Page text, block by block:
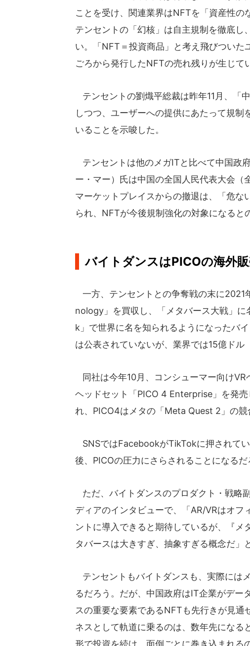
ことを受け、関連業界はNFTを「資産性の
テンセントの「幻核」は自主規制を徹底
い。「NFT＝投資商品」と考え飛びついた
ごろから発行したNFTの売れ残りが生じて
テンセントの劉熾平総裁は昨年11月、「
しつつ、ユーザーへの提供にあたって規
いることを示唆した。
テンセントは他のメガITと比べて中国政
ー・マー）氏は中国の全国人民代表大会
マーケットプレイスからの撤退は、「危な
られ、NFTが今後規制強化の対象になると
バイトダンスはPICOの海外
一方、テンセントとの争奪戦の末に2021
nology」を買収し、「メタバース大戦」
k」で世界に名を知られるようになったバ
は公表されていないが、業界では15億ドル
同社は今年10月、コンシューマー向け
ヘッドセット「PICO 4 Enterprise」を発
れ、PICO4はメタの「Meta Quest 2」の競
SNSではFacebookがTikTokに押されて
後、PICOの圧力にさらされることになるだ
ただ、バイトダンスのプロダクト・戦略
ディアのインタビューで、「AR/VRはオフ
ントに導入できると期待しているが、『メ
タバースは大きすぎ、抽象すぎる概念だ」
テンセントもバイトダンスも、実際には
るだろう。だが、中国政府はIT企業がデー
スの重要な要素であるNFTも先行きが見
ネスとして軌道に乗るのは、数年先になる
形で投資を続け、面倒ごとに巻き込まれる